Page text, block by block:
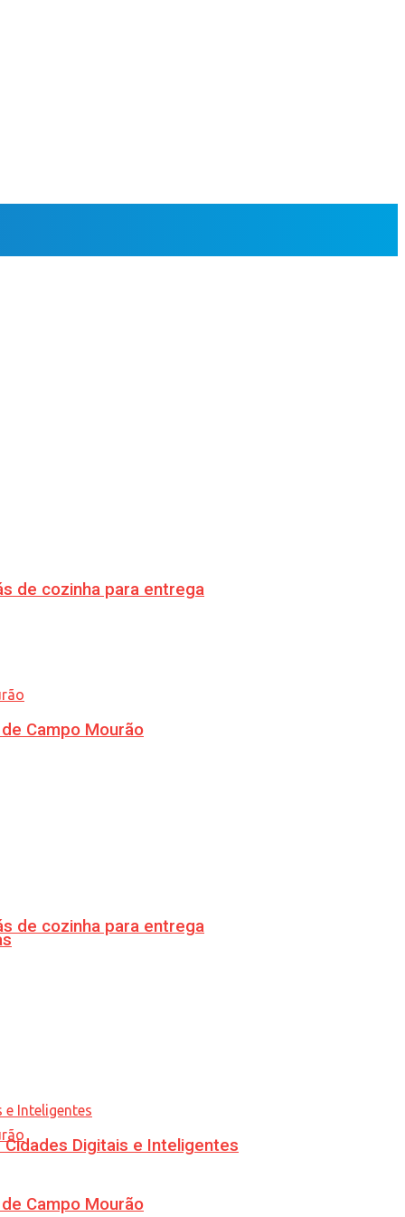
de cozinha para entrega
Campo Mourão
de cozinha para entrega
Campo Mourão
Digitais e Inteligentes